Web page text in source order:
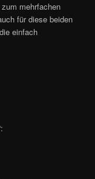
mehrfachen
für diese beiden
einfach